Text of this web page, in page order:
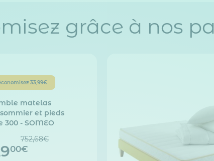
grâce à nos
33,99€
matelas
et pieds
300 - SOMEO
00€
752,68€